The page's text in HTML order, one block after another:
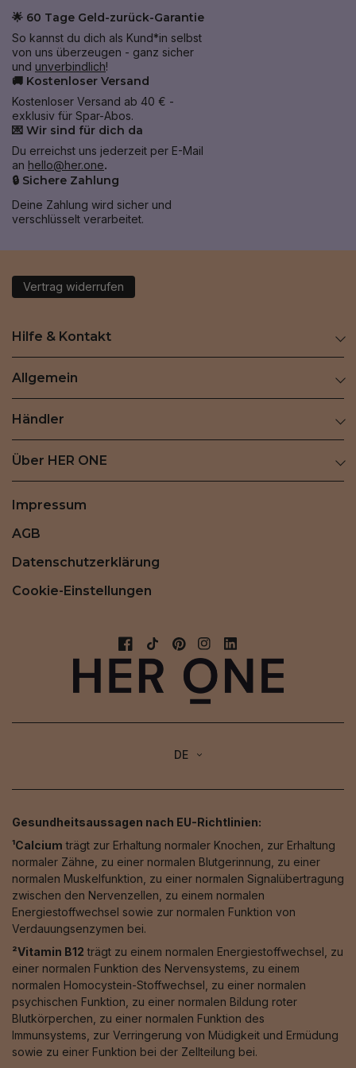
hast, sprich am besten mit deiner Ärztin
oder deinem Arzt, da sie oder er deine
persönliche Situation am besten
einschätzen kann.
🌟 60 Tage Geld-zurück-Garantie
So kannst du dich als Kund*in selbst
von uns überzeugen - ganz sicher
und unverbindlich!
🚚 Kostenloser Versand
Kostenloser Versand ab 40 € -
exklusiv für Spar-Abos.
💌 Wir sind für dich da
Du erreichst uns jederzeit per E-Mail
an hello@her.one.
🔒 Sichere Zahlung
Deine Zahlung wird sicher und
verschlüsselt verarbeitet.
Vertrag widerrufen
Hilfe & Kontakt
Allgemein
Händler
Über HER ONE
Impressum
AGB
Datenschutzerklärung
Cookie-Einstellungen
DE
Gesundheitsaussagen nach EU-Richtlinien:
¹Calcium trägt zur Erhaltung normaler Knochen, zur Erhaltung
normaler Zähne, zu einer normalen Blutgerinnung, zu einer
normalen Muskelfunktion, zu einer normalen Signalübertragung
zwischen den Nervenzellen, zu einem normalen
Energiestoffwechsel sowie zur normalen Funktion von
Verdauungsenzymen bei.
²Vitamin B12 trägt zu einem normalen Energiestoffwechsel, zu
einer normalen Funktion des Nervensystems, zu einem
normalen Homocystein-Stoffwechsel, zu einer normalen
psychischen Funktion, zu einer normalen Bildung roter
Blutkörperchen, zu einer normalen Funktion des
Immunsystems, zur Verringerung von Müdigkeit und Ermüdung
sowie zu einer Funktion bei der Zellteilung bei.